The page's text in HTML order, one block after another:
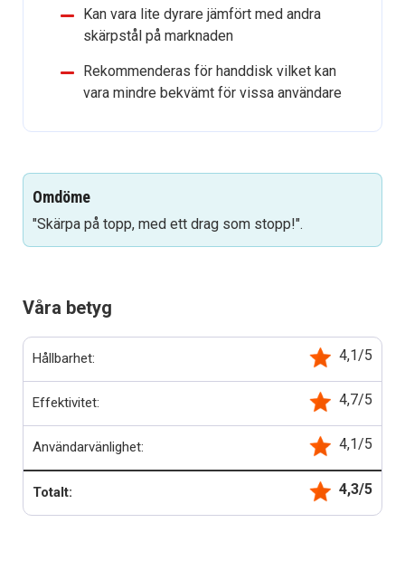
Kan vara lite dyrare jämfört med andra
skärpstål på marknaden
Rekommenderas för handdisk vilket kan
vara mindre bekvämt för vissa användare
Omdöme
"Skärpa på topp, med ett drag som stopp!".
Våra betyg
Hållbarhet: 4,1/5
Effektivitet: 4,7/5
Användarvänlighet: 4,1/5
Totalt: 4,3/5